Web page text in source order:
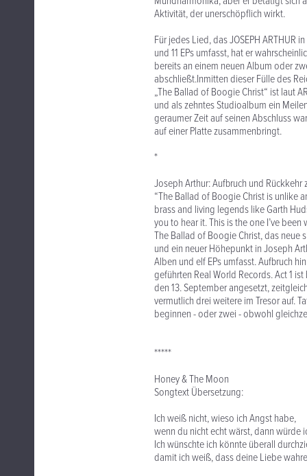
Aktivität, der unerschöpflich wirkt.
Für jedes Lied, das JOSEPH ARTHUR
und 11 EPs umfasst, hat er
bereits an einem neuen Album oder
abschließt.Inmitten dieser Fülle des
„The Ballad of Boogie Christ“ ist laut
und als zehntes Studioalbum ein
geraumer Zeit auf seinen Abschluss
auf einer Platte zusammenbringt.
*
Joseph Arthur: Aufbruch und Rückkehr
“The Ballad of Boogie Christ is unlike
brass and living legends like Garth
you to hear it. This is the one I’ve
The Ballad of Boogie Christ, das neue
und ein neuer Höhepunkt in Joseph
Alben und elf EPs umfasst. Aufbruch
geführten Real World Records. Act 1
den 13. September angesetzt,
vermutlich drei weitere im Tresor auf.
beginnen - oder zwei - obwohl
*****
Honey & The Moon
Songtext Übersetzung:
Ich weiß nicht, wieso ich Angst habe,
wenn du nicht echt wärst, dann würde
Ich wünschte ich könnte überall
damit ich weiß, dass deine Liebe